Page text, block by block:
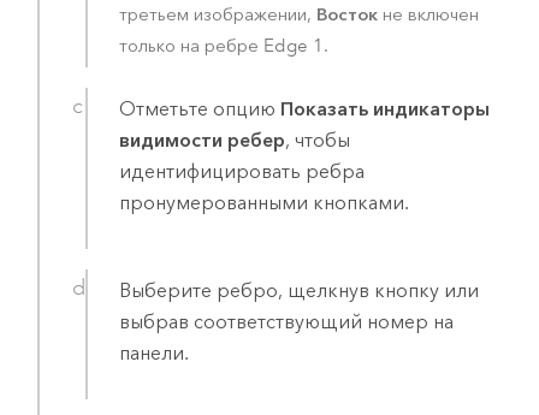
третьем изображении, Восток не включен
только на ребре Edge 1.
Отметьте опцию Показать индикаторы
видимости ребер, чтобы
идентифицировать ребра
пронумерованными кнопками.
Выберите ребро, щелкнув кнопку или
выбрав соответствующий номер на
панели.